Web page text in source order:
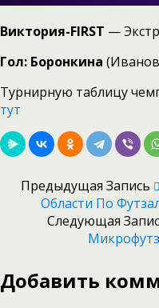
Виктория-FIRST —
Гол: Боронкина
Турнирную таблицу
тут
Предыдущая Запись
Области По
Следующая
Добавить